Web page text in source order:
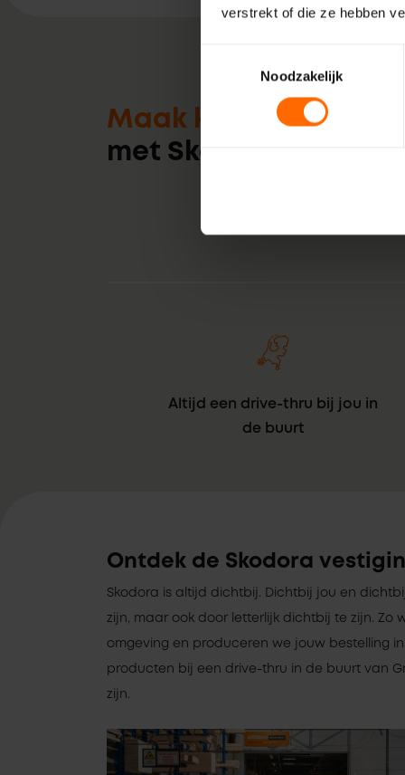
verstrekt of die ze hebben
Noodzakelijk
Maak kennis
met Skodora
Altijd een drive-thru bij jou in
de buurt
Ontdek de Skodora
Skodora is altijd dichtbij. Dichtbij jou en
zijn, maar ook door letterlijk dichtbij te zijn. Zo
omgeving en produceren we jouw bestelling
producten bij een drive-thru in de buurt van
zijn.